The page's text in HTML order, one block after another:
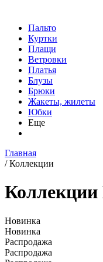
Пальто
Куртки
Плащи
Ветровки
Платья
Блузы
Брюки
Жакеты, жилеты
Юбки
Еще
Главная
/ Коллекции
Коллекции
Новинка
Новинка
Распродажа
Распродажа